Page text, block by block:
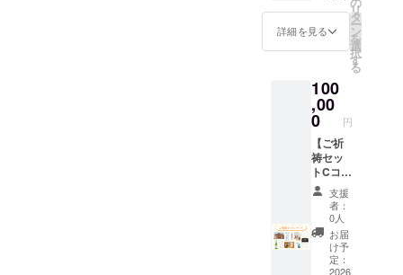
に記載
名前を
備考欄
さい 御
朱印と
御朱印
クラウ
ドファ
ンディ
ング先
行でお
出しす
る新デ
ザイン
です
・御守
り（一
さ約
4.5cm
、幅約
3cm ・
おみく
じ（二
種）高
さ約
5cm、
幅約
3.5cm
・絵
馬 高
さ約
詳細を見る
リ
タ
ー
ン
を
選
択
す
る
100
,00
0 円
【ご祈
祷セッ
トCコー
ス】 ・
御礼状
・特別
御朱印
（二
種）
支援
者：
0人
お届
け予
定：
2026